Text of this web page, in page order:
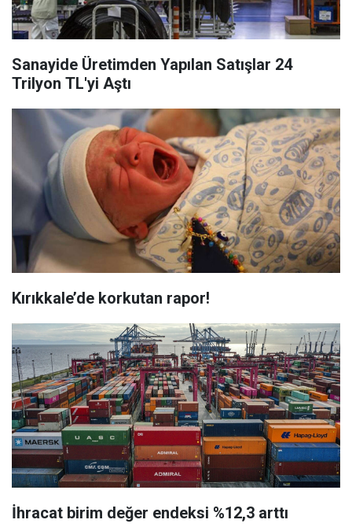
Sanayide Üretimden Yapılan Satışlar 24
Trilyon TL'yi Aştı
Kırıkkale’de korkutan rapor!
İhracat birim değer endeksi %12,3 arttı